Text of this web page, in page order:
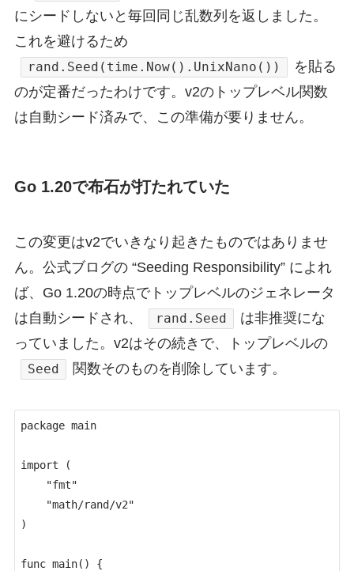
にシードしないと毎回同じ乱数列を返しました。
これを避けるため
rand.Seed(time.Now().UnixNano())
を貼る
のが定番だったわけです。v2のトップレベル関数
は自動シード済みで、この準備が要りません。
Go 1.20で布石が打たれていた
この変更はv2でいきなり起きたものではありませ
ん。公式ブログの “Seeding Responsibility” によれ
ば、Go 1.20の時点でトップレベルのジェネレータ
は自動シードされ、
rand.Seed
は非推奨にな
っていました。v2はその続きで、トップレベルの
Seed 関数そのものを削除しています。
package main
import (
)
func main() {